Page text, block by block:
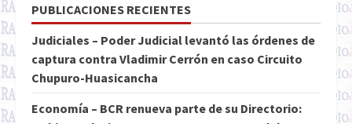
PUBLICACIONES RECIENTES
Judiciales – Poder Judicial levantó las órdenes de
captura contra Vladimir Cerrón en caso Circuito
Chupuro-Huasicancha
Economía – BCR renueva parte de su Directorio: